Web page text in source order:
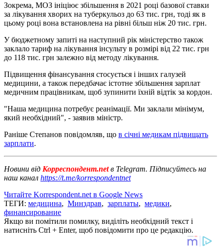
Зокрема, МОЗ ініціює збільшення в 2021 році базової ставки
за лікування хворих на туберкульоз до 63 тис. грн, тоді як в
цьому році вона встановлена ​​на рівні більш ніж 20 тис. грн.
У бюджетному запиті на наступний рік міністерство також
заклало тариф на лікування інсульту в розмірі від 22 тис. грн
до 118 тис. грн залежно від методу лікування.
Підвищення фінансування стосується і інших галузей
медицини, а також передбачає істотне збільшення зарплат
медичним працівникам, щоб зупинити їхній відтік за кордон.
"Наша медицина потребує реанімації. Ми заклали мінімум,
який необхідний", - заявив міністр.
Раніше Степанов повідомляв, що в січні медикам підвищать
зарплати.
Новини від Корреспондент.netв Telegram. Підписуйтесь на
наш канал https://t.me/korrespondentnet
Читайте Korrespondent.net в Google News
ТЕГИ: медицина, Минздрав, зарплаты, медики,
финансирование
Якщо ви помітили помилку, виділіть необхідний текст і
натисніть Ctrl + Enter, щоб повідомити про це редакцію.